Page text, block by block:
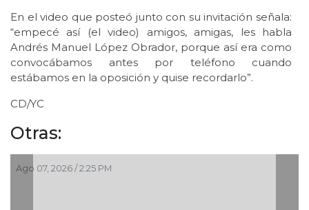
En el video que posteó junto con su invitación señala:
“empecé así (el video) amigos, amigas, les habla
Andrés Manuel López Obrador, porque así era como
convocábamos antes por teléfono cuando
estábamos en la oposición y quise recordarlo”.
CD/YC
Otras:
Ago 07, 2026 / 2:25 PM